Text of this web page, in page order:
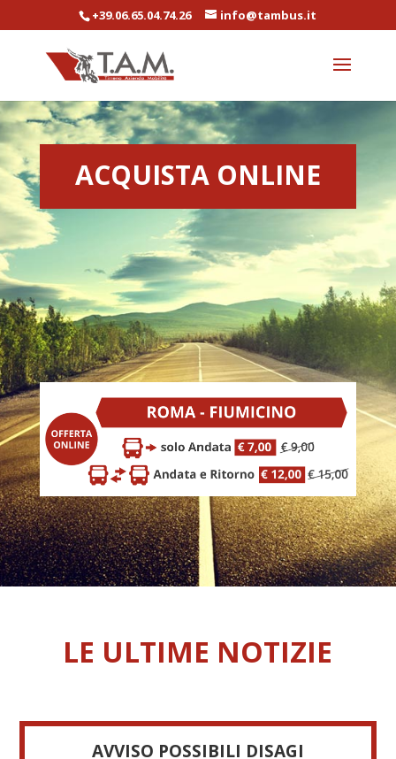
+39.06.65.04.74.26 info@tambus.it
ACQUISTA ONLINE
LE ULTIME NOTIZIE
AVVISO POSSIBILI DISAGI